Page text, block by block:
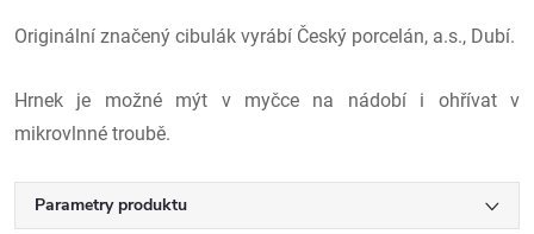
Originální značený cibulák vyrábí Český porcelán, a.s., Dubí.
Hrnek je možné mýt v myčce na nádobí i ohřívat v
mikrovlnné troubě.
Parametry produktu